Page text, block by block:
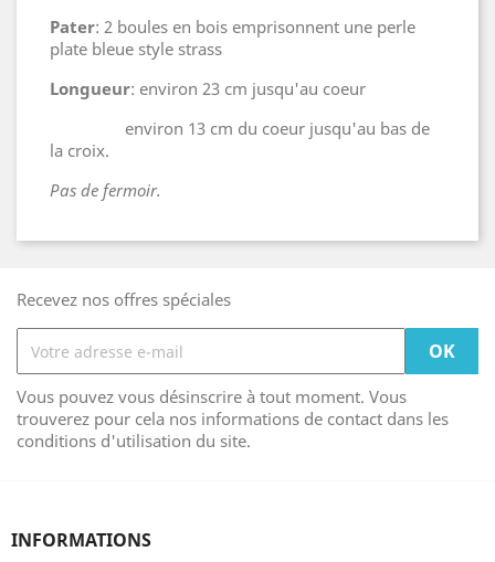
Pater: 2 boules en bois emprisonnent une perle
plate bleue style strass
Longueur: environ 23 cm jusqu'au coeur
environ 13 cm du coeur jusqu'au bas de
la croix.
Pas de fermoir.
Recevez nos offres spéciales
Vous pouvez vous désinscrire à tout moment. Vous
trouverez pour cela nos informations de contact dans les
conditions d'utilisation du site.
INFORMATIONS